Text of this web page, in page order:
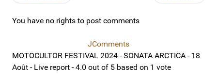
You have no rights to post comments
JComments
MOTOCULTOR FESTIVAL 2024 - SONATA ARCTICA - 18
Août - Live report -4.0 out of 5 based on 1 vote